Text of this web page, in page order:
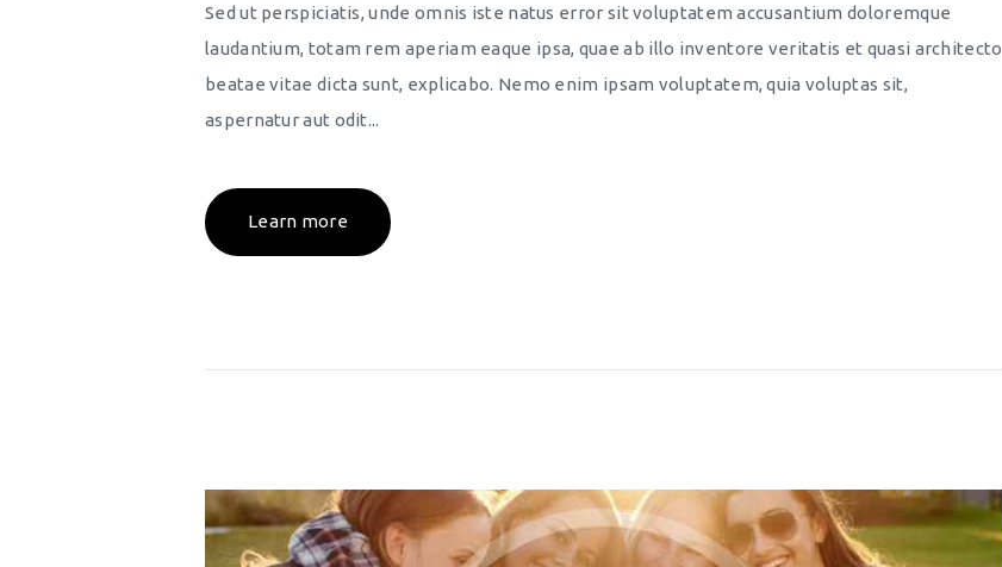
Sed ut perspiciatis, unde omnis iste natus error sit voluptatem accusantium doloremque
laudantium, totam rem aperiam eaque ipsa, quae ab illo inventore veritatis et quasi architecto
beatae vitae dicta sunt, explicabo. Nemo enim ipsam voluptatem, quia voluptas sit,
aspernatur aut odit...
Learn more